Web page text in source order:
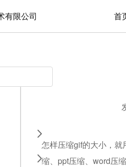
有限公司 首
怎样压缩gif的大小，
缩、ppt压缩、word压